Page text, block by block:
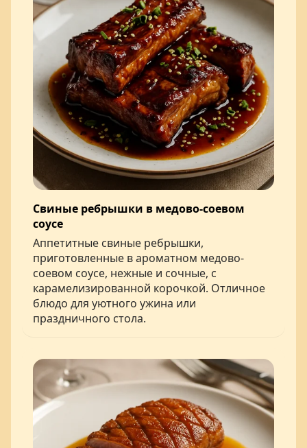
Свиные ребрышки в медово-соевом
соусе
Аппетитные свиные ребрышки,
приготовленные в ароматном медово-
соевом соусе, нежные и сочные, с
карамелизированной корочкой. Отличное
блюдо для уютного ужина или
праздничного стола.